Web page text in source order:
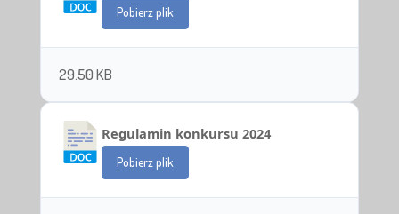
Pobierz plik
29.50 KB
Regulamin konkursu 2024
Pobierz plik